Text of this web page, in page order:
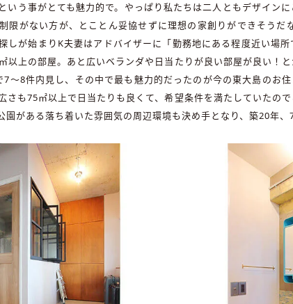
いう事がとても魅力的で。やっぱり私たちは二人ともデザイン
限がない方が、とことん妥協せずに理想の家創りができそう
しが始まりK夫妻はアドバイザーに「勤務地にある程度近い場
以上の部屋。あと広いベランダや日当たりが良い部屋が良い！
〜8件内見し、その中で最も魅力的だったのが今の東大島のお
さも75㎡以上で日当たりも良くて、希望条件を満たしていたの
園がある落ち着いた雰囲気の周辺環境も決め手となり、築20年、